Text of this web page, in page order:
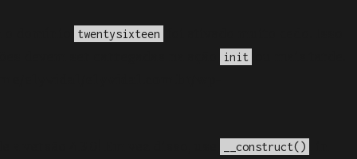
twentysixteen
init
__construct()